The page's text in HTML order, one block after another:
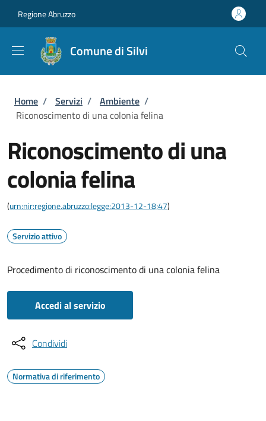
Regione Abruzzo
Comune di Silvi
Briciole di pane
Home / Servizi / Ambiente /
Riconoscimento di una colonia felina
Riconoscimento di una
colonia felina
(urn:nir:regione.abruzzo:legge:2013-12-18;47)
Servizio attivo
Procedimento di riconoscimento di una colonia felina
Accedi al servizio
Condividi
Normativa di riferimento